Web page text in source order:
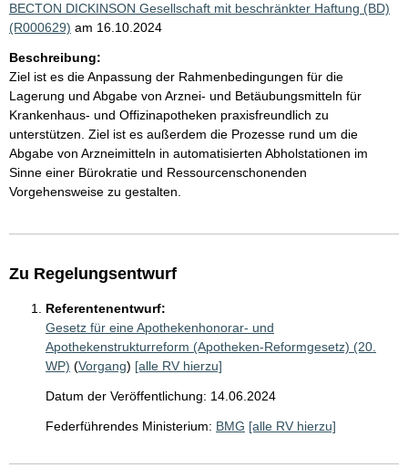
BECTON DICKINSON Gesellschaft mit beschränkter Haftung (BD)
(R000629) am 16.10.2024
Beschreibung:
Ziel ist es die Anpassung der Rahmenbedingungen für die
Lagerung und Abgabe von Arznei- und Betäubungsmitteln für
Krankenhaus- und Offizinapotheken praxisfreundlich zu
unterstützen. Ziel ist es außerdem die Prozesse rund um die
Abgabe von Arzneimitteln in automatisierten Abholstationen im
Sinne einer Bürokratie und Ressourcenschonenden
Vorgehensweise zu gestalten.
Zu Regelungsentwurf
Referentenentwurf:
Gesetz für eine Apothekenhonorar- und
Apothekenstrukturreform (Apotheken-Reformgesetz) (20.
WP) (Vorgang) [alle RV hierzu]
Datum der Veröffentlichung: 14.06.2024
Federführendes Ministerium: BMG [alle RV hierzu]